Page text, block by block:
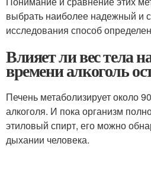
выбрать наиболее надежный и
исследования способ
Влияет ли вес тела
времени алкоголь
Печень метаболизирует около
алкоголя. И пока организм
этиловый спирт, его можно
дыхании человека.